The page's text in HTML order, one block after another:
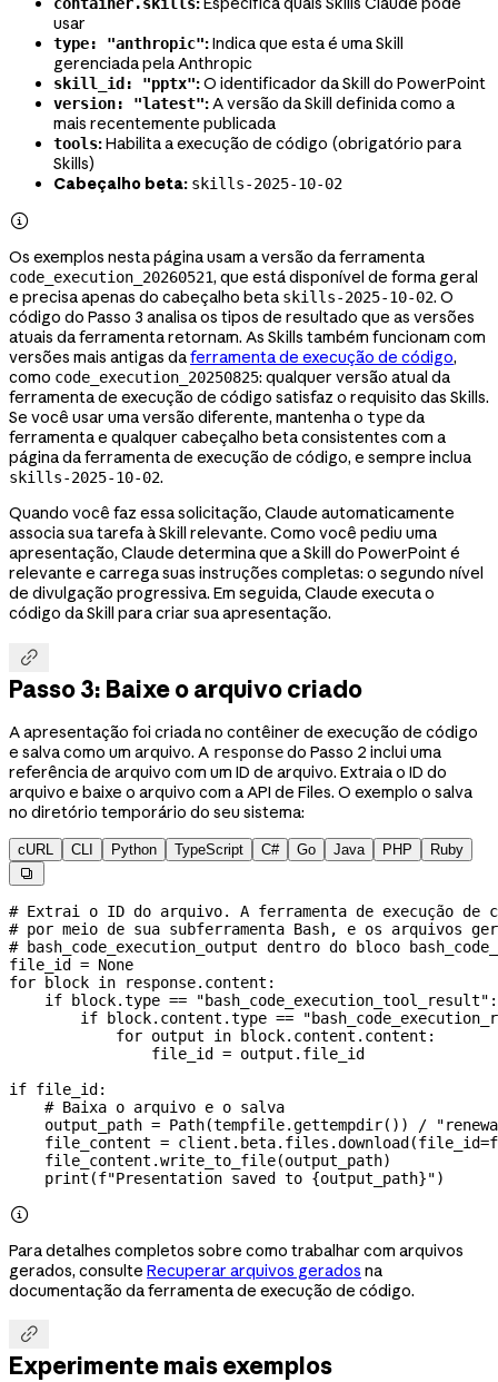
container.skills
usar
type: "anthropic":Indica que esta é uma Skill
gerenciada pela Anthropic
skill_id: "pptx":O identificador da Skill do PowerPoint
version: "latest":A versão da Skill definida como a
mais recentemente publicada
tools:Habilita a execução de código (obrigatório para
Skills)
Cabeçalho beta: skills-2025-10-02

Os exemplos nesta página usam a versão da ferramenta
code_execution_20260521, que está disponível de forma geral
e precisa apenas do cabeçalho beta skills-2025-10-02. O
código do Passo 3 analisa os tipos de resultado que as versões
atuais da ferramenta retornam. As Skills também funcionam com
versões mais antigas daferramenta de execução de código,
como code_execution_20250825: qualquer versão atual da
ferramenta de execução de código satisfaz o requisito das Skills.
Se você usar uma versão diferente, mantenha o typeda
ferramenta e qualquer cabeçalho beta consistentes com a
página da ferramenta de execução de código, e sempre inclua
skills-2025-10-02.
Quando você faz essa solicitação, Claude automaticamente
associa sua tarefa à Skill relevante. Como você pediu uma
apresentação, Claude determina que a Skill do PowerPoint é
relevante e carrega suas instruções completas: o segundo nível
de divulgação progressiva. Em seguida, Claude executa o
código da Skill para criar sua apresentação.

Passo 3: Baixe o arquivo criado
A apresentação foi criada no contêiner de execução de código
e salva como um arquivo. A responsedo Passo 2 inclui uma
referência de arquivo com um ID de arquivo. Extraia o ID do
arquivo e baixe o arquivo com a API de Files. O exemplo o salva
no diretório temporário do seu sistema:
cURL CLI Python TypeScript C# Go Java PHP Ruby

# Extrai o ID do arquivo. A ferramenta de execução de
# por meio de sua subferramenta Bash, e os arquivos
# bash_code_execution_output dentro do bloco
file_id = None
for block in response.content:
    if
block.type == "bash_code_execution_tool_result" :
        if
block.content.type ==
            for
output in block.content.content:
                file_id
= output.file_id
if file_id:
    # Baixa o arquivo e o salva
    output_path
= Path(tempfile.gettempdir()) /
    file_content
= client.beta.files.download(file_id=
    file_content.write_to_file(output_path)
    print
(f"Presentation saved to {output_path}")

Para detalhes completos sobre como trabalhar com arquivos
gerados, consulte Recuperar arquivos gerados na
documentação da ferramenta de execução de código.

Experimente mais exemplos